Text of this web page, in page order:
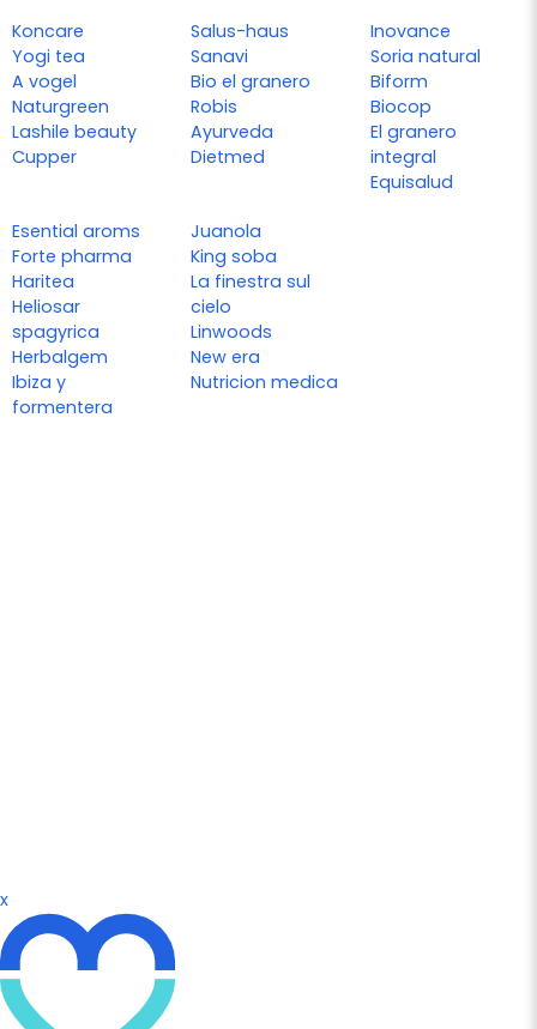
Koncare
Yogi tea
A vogel
Naturgreen
Lashile beauty
Cupper
Salus-haus
Sanavi
Bio el granero
Robis
Ayurveda
Dietmed
Inovance
Soria natural
Biform
Biocop
El granero
integral
Equisalud
Esential aroms
Forte pharma
Haritea
Heliosar
spagyrica
Herbalgem
Ibiza y
formentera
Juanola
King soba
La finestra sul
cielo
Linwoods
New era
Nutricion medica
x